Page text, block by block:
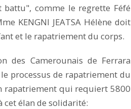
comme le regrette Féfé
KENGNI JEATSA Hélène doit
et le rapatriement du corps.
des Camerounais de Ferrara
processus de rapatriement du
rapatriement qui requiert 5800
élan de solidarité: